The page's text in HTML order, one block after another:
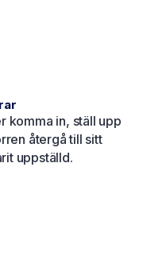
komma in, ställ upp
återgå till sitt
uppställd.